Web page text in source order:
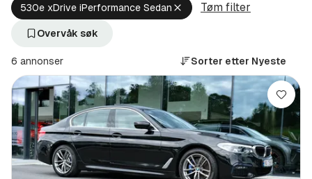
530e xDrive iPerformance Sedan Fjern
aktivt
xDrive
Sedan
(Modell)
Tøm filter
Overvåk søk
6 annonser Sorter etter Nyeste
Lagre